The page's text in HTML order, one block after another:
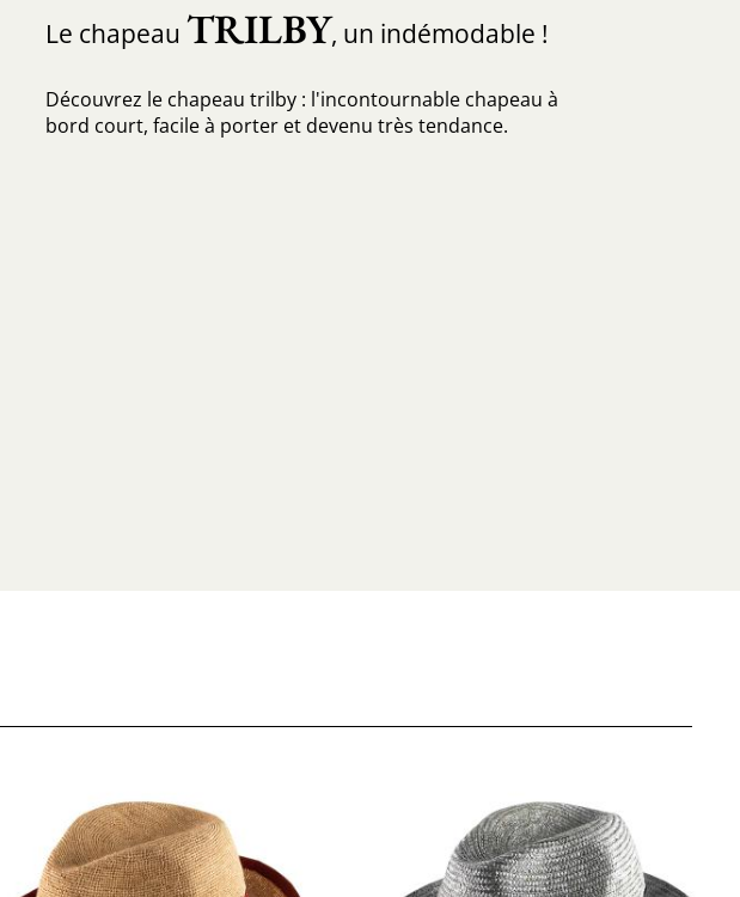
Le chapeau TRILBY, un indémodable !
Découvrez le chapeau trilby : l'incontournable chapeau à
bord court, facile à porter et devenu très tendance.